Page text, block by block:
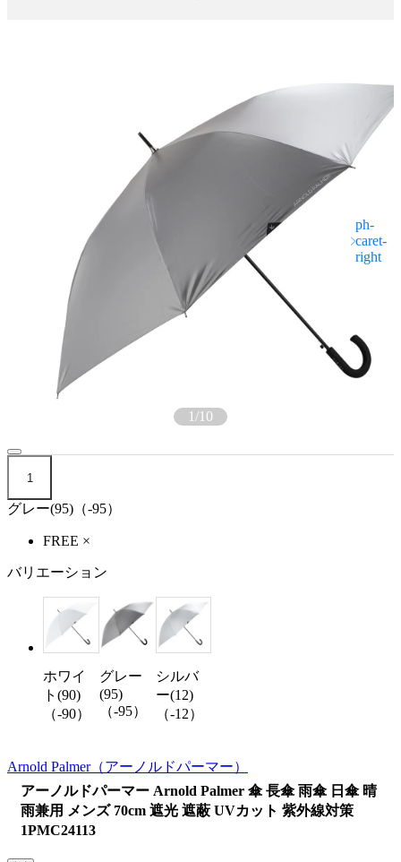
1/10
1
グレー(95)（-95）
FREE ×
バリエーション
ホワイ
ト(90)
（-90）
グレー
(95)
（-95）
シルバ
ー(12)
（-12）
Arnold Palmer（アーノルドパーマー）
アーノルドパーマー Arnold Palmer 傘 長傘 雨傘 日傘 晴
雨兼用 メンズ 70cm 遮光 遮蔽 UVカット 紫外線対策
1PMC24113